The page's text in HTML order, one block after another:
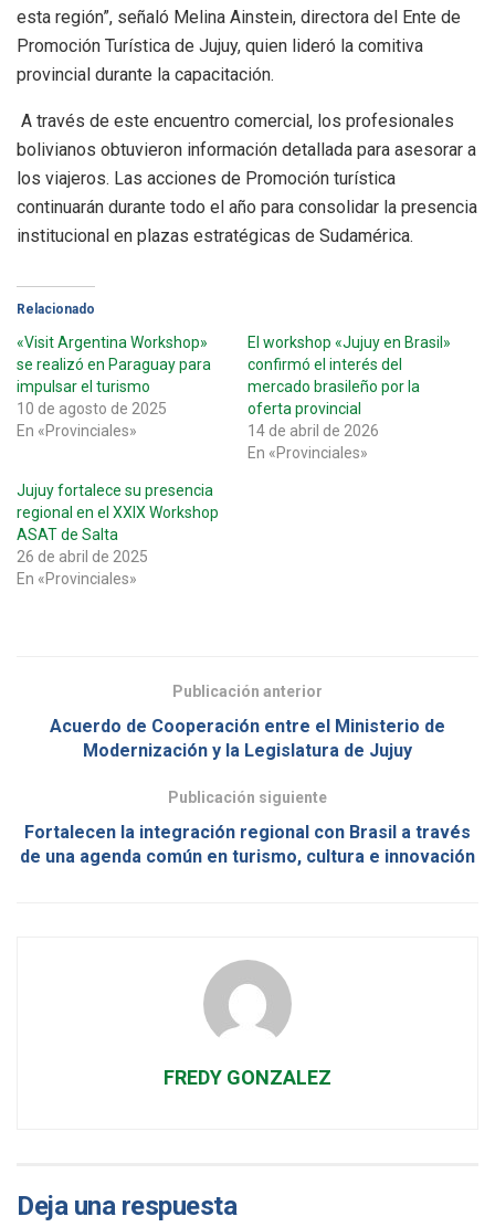
esta región”, señaló Melina Ainstein, directora del Ente de
Promoción Turística de Jujuy, quien lideró la comitiva
provincial durante la capacitación.
A través de este encuentro comercial, los profesionales
bolivianos obtuvieron información detallada para asesorar a
los viajeros. Las acciones de Promoción turística
continuarán durante todo el año para consolidar la presencia
institucional en plazas estratégicas de Sudamérica.
Relacionado
«Visit Argentina Workshop»
se realizó en Paraguay para
impulsar el turismo
10 de agosto de 2025
En «Provinciales»
El workshop «Jujuy en Brasil»
confirmó el interés del
mercado brasileño por la
oferta provincial
14 de abril de 2026
En «Provinciales»
Jujuy fortalece su presencia
regional en el XXIX Workshop
ASAT de Salta
26 de abril de 2025
En «Provinciales»
Publicación anterior
Acuerdo de Cooperación entre el Ministerio de
Modernización y la Legislatura de Jujuy
Publicación siguiente
Fortalecen la integración regional con Brasil a través
de una agenda común en turismo, cultura e innovación
FREDY GONZALEZ
Deja una respuesta